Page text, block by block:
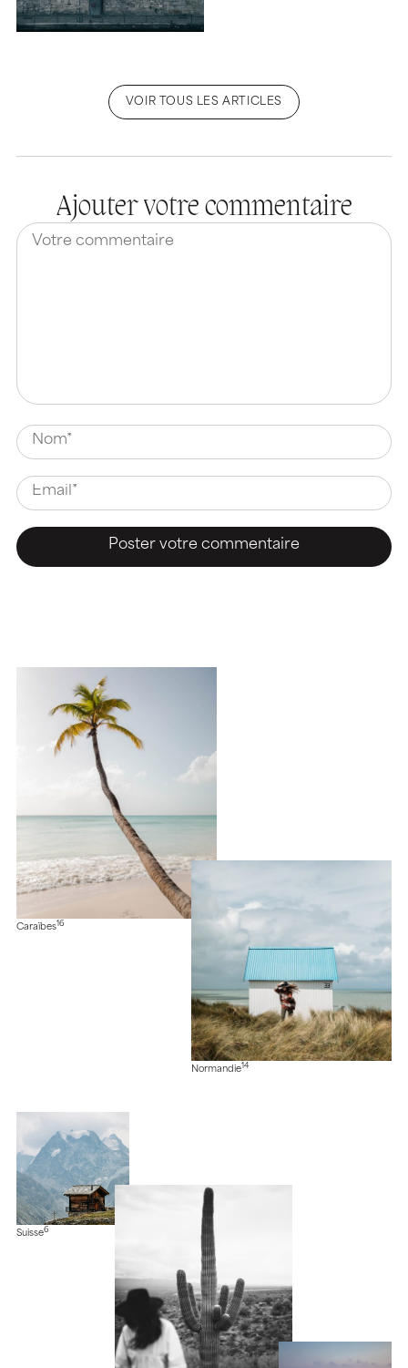
VOIR TOUS LES ARTICLES
Ajouter votre commentaire
Caraïbes16
Normandie14
Suisse6